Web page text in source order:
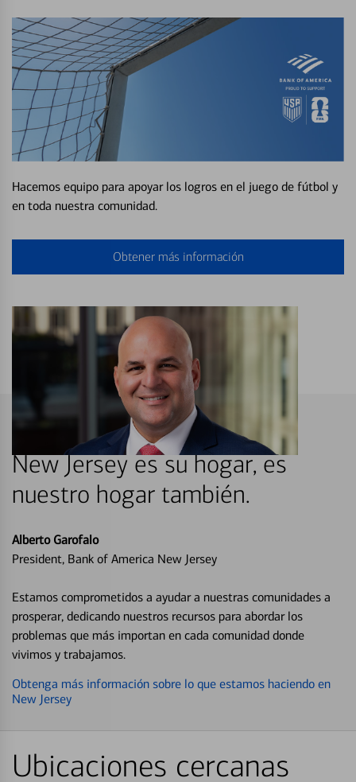
Hacemos equipo para apoyar los logros en el juego de fútbol y
en toda nuestra comunidad.
Obtener más información
New Jersey es su hogar, es
nuestro hogar también.
Alberto Garofalo
President, Bank of America New Jersey
Estamos comprometidos a ayudar a nuestras comunidades a
prosperar, dedicando nuestros recursos para abordar los
problemas que más importan en cada comunidad donde
vivimos y trabajamos.
Obtenga más información sobre lo que estamos haciendo en
New Jersey
Ubicaciones cercanas